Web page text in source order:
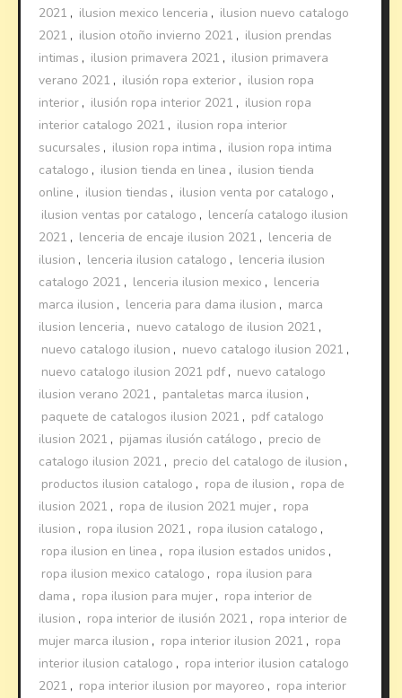
2021 , ilusion mexico lenceria , ilusion nuevo catalogo
2021 , ilusion otoño invierno 2021 , ilusion prendas
intimas , ilusion primavera 2021 , ilusion primavera
verano 2021 , ilusión ropa exterior , ilusion ropa
interior , ilusión ropa interior 2021 , ilusion ropa
interior catalogo 2021 , ilusion ropa interior
sucursales , ilusion ropa intima , ilusion ropa intima
catalogo , ilusion tienda en linea , ilusion tienda
online , ilusion tiendas , ilusion venta por catalogo ,
ilusion ventas por catalogo , lencería catalogo ilusion
2021 , lenceria de encaje ilusion 2021 , lenceria de
ilusion , lenceria ilusion catalogo , lenceria ilusion
catalogo 2021 , lenceria ilusion mexico , lenceria
marca ilusion , lenceria para dama ilusion , marca
ilusion lenceria , nuevo catalogo de ilusion 2021 ,
nuevo catalogo ilusion , nuevo catalogo ilusion 2021 ,
nuevo catalogo ilusion 2021 pdf , nuevo catalogo
ilusion verano 2021 , pantaletas marca ilusion ,
paquete de catalogos ilusion 2021 , pdf catalogo
ilusion 2021 , pijamas ilusión catálogo , precio de
catalogo ilusion 2021 , precio del catalogo de ilusion ,
productos ilusion catalogo , ropa de ilusion , ropa de
ilusion 2021 , ropa de ilusion 2021 mujer , ropa
ilusion , ropa ilusion 2021 , ropa ilusion catalogo ,
ropa ilusion en linea , ropa ilusion estados unidos ,
ropa ilusion mexico catalogo , ropa ilusion para
dama , ropa ilusion para mujer , ropa interior de
ilusion , ropa interior de ilusión 2021 , ropa interior de
mujer marca ilusion , ropa interior ilusion 2021 , ropa
interior ilusion catalogo , ropa interior ilusion catalogo
2021 , ropa interior ilusion por mayoreo , ropa interior